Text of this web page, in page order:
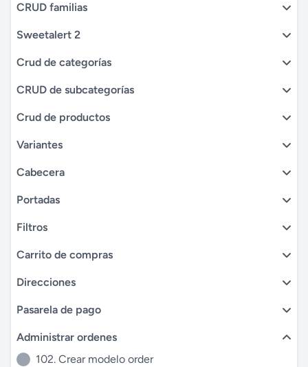
CRUD familias
Sweetalert 2
Crud de categorías
CRUD de subcategorías
Crud de productos
Variantes
Cabecera
Portadas
Filtros
Carrito de compras
Direcciones
Pasarela de pago
Administrar ordenes
102. Crear modelo order